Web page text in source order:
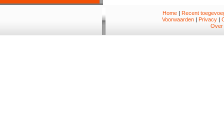
Home| Recent
Voorwaarden | Privacy |
Over